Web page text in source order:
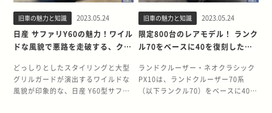
す。 Be-1に間をあけず発表された
パオ 1987年の東京モーターショー
で、第2弾パイクカーとしてパオが
発表されました。この年は日産がパ
イクカーシリーズの第1弾として発
中にも関わらず発表するほど、パオ
に力をいれていたことがわかりま
す。ベース車輌はBe-1と同じK10型
となったセダンタイプのラグジュア
リー感を活かしつつ、走行性能をと
ことん高めたモデルでした。 ペレッ
トGTには「R」モデルも存在してい
た ベレットGTの発売から3年後の
めたベレットGTRが誕生します。ベ
レットGTRは、レース車輌として活
躍していたGTXをベースに、ロード
て販売されていたRX-7初のフルモデ
ルチェンジでした。ロングノーズシ
ョートデッキにリトラクタブルヘッ
ドライトというスタイリングは先代
を踏襲しつつ、バンパー形状を一体
型とするなど現代的なアプローチで
デザインされています。 プラットフ
ォームも刷新され、独立懸架に変更
Sシリーズの開発について紹介しま
す。 商用車全盛の時代にスポーツカ
ー開発に着手 S360が発表された
1962年当時の日本の自動車事情は、
商用車が中心的存在でした。しか
し、本田宗一郎氏はレースでの活躍
も見越して、スポーツカーの開発か
ら着手します。「乗ることが愉快で
い850 T-5R エステート ボルボ 850
T-5Rエステートは、レースでの活躍
を受けて開発された限定仕様のスポ
ーツモデルです。もともとスポーテ
ィさを追求して設計されたボルボ
850は、異例の形でレースに投入さ
れると、高い実力を証明してみせま
1950年代に登場したミニは、当時と
しては画期的なコンパクトカーでし
た。しかも、40年以上に渡って基本
的なスタイリングを一切変えなかっ
た珍しい車種です。 ブリティッシ
ュ・モーター・コーポレーションの
技術者、アレック・イシゴニス氏が
旧車の魅力と知識 2023.05.24
日産 サファリY60の魅力！ワイル
ドな風貌で悪路を走破する、クロ
どっしりとしたスタイリングと大型
グリルガードが演出するワイルドな
風貌が印象的な、日産 Y60型サファ
旧車の魅力と知識 2023.05.24
限定800台のレアモデル！ ランク
ル70をベースに40を復刻したネ
ランドクルーザー・ネオクラシック
PX10は、ランドクルーザー70系
（以下ランクル70）をベースに40系